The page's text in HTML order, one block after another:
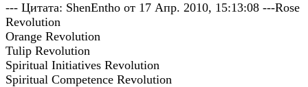
--- Цитата: ShenEntho от 17 Апр. 2010, 15:13:08 ---Rose
Revolution
Orange Revolution
Tulip Revolution
Spiritual Initiatives Revolution
Spiritual Competence Revolution